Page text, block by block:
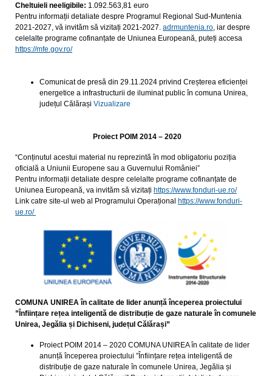
Cheltuieli neeligibile: 1.092.563,81 euro
Pentru informații detaliate despre Programul Regional Sud-Muntenia
2021-2027, vă invităm să vizitați 2021-2027. adrmuntenia.ro, iar despre
celelalte programe cofinanțate de Uniunea Europeană, puteți accesa
https://mfe.gov.ro/
Comunicat de presă din 29.11.2024 privind Creșterea eficienței
energetice a infrastructurii de iluminat public în comuna Unirea,
județul Călărași Vizualizare
Proiect POIM 2014 – 2020
“Conținutul acestui material nu reprezintă în mod obligatoriu poziția
oficială a Uniunii Europene sau a Guvernului României”
Pentru informații detaliate despre celelalte programe cofinanțate de
Uniunea Europeană, va invităm să vizitați https://www.fonduri-ue.ro/
Link catre site-ul web al Programului Operațional https://www.fonduri-
ue.ro/
COMUNA UNIREA în calitate de lider anunță începerea proiectului
”Înființare rețea inteligentă de distribuție de gaze naturale în comunele
Unirea, Jegălia și Dichiseni, județul Călărași”
Proiect POIM 2014 – 2020 COMUNA UNIREA în calitate de lider
anunță începerea proiectului ”Înființare rețea inteligentă de
distribuție de gaze naturale în comunele Unirea, Jegălia și